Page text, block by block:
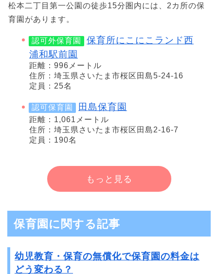
松本二丁目第一公園の徒歩15分圏内には、2カ所の保
育園があります。
認可外保育園
保育所にこにこランド西
浦和駅前園
距離：996メートル
住所：埼玉県さいたま市桜区田島5-24-16
定員：25名
認可保育園 田島保育園
距離：1,061メートル
住所：埼玉県さいたま市桜区田島2-16-7
定員：190名
もっと見る
保育園に関する記事
幼児教育・保育の無償化で保育園の料金は
どう変わる？